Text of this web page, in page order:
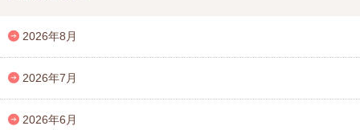
2026年8月
2026年7月
2026年6月